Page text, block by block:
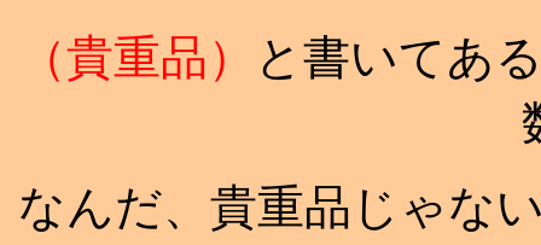
（貴重品）
と書いてあ
なんだ、貴重品じゃな